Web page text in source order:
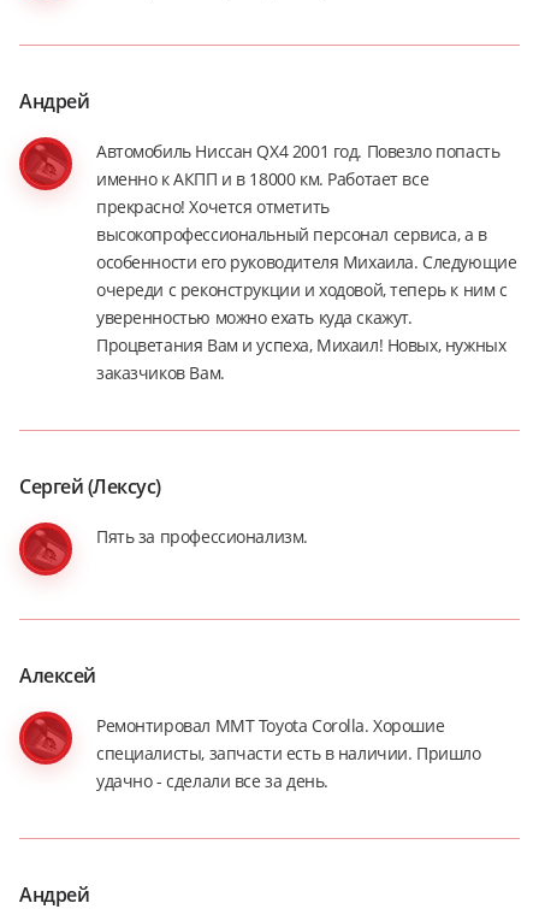
Андрей
Автомобиль Ниссан QX4 2001 год. Повезло попасть
именно к АКПП и в 18000 км. Работает все
прекрасно! Хочется отметить
высокопрофессиональный персонал сервиса, а в
особенности его руководителя Михаила. Следующие
очереди с реконструкции и ходовой, теперь к ним с
уверенностью можно ехать куда скажут.
Процветания Вам и успеха, Михаил! Новых, нужных
заказчиков Вам.
Сергей (Лексус)
Пять за профессионализм.
Алексей
Ремонтировал ММТ Toyota Corolla. Хорошие
специалисты, запчасти есть в наличии. Пришло
удачно - сделали все за день.
Андрей